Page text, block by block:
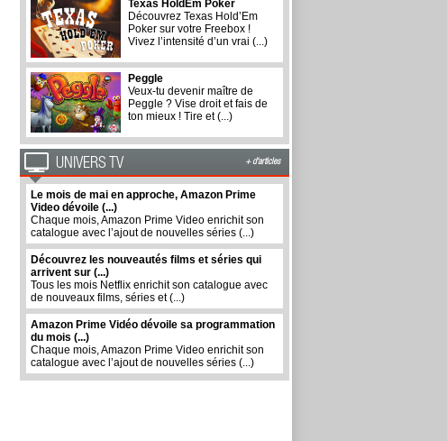
Texas HoldEm Poker
Découvrez Texas Hold’Em
Poker sur votre Freebox !
Vivez l’intensité d’un vrai (...)
Peggle
Veux-tu devenir maître de
Peggle ? Vise droit et fais de
ton mieux ! Tire et (...)
UNIVERS TV + d'articles
Le mois de mai en approche, Amazon Prime
Video dévoile (...)
Chaque mois, Amazon Prime Video enrichit son
catalogue avec l’ajout de nouvelles séries (...)
Découvrez les nouveautés films et séries qui
arrivent sur (...)
Tous les mois Netflix enrichit son catalogue avec
de nouveaux films, séries et (...)
Amazon Prime Vidéo dévoile sa programmation
du mois (...)
Chaque mois, Amazon Prime Video enrichit son
catalogue avec l’ajout de nouvelles séries (...)